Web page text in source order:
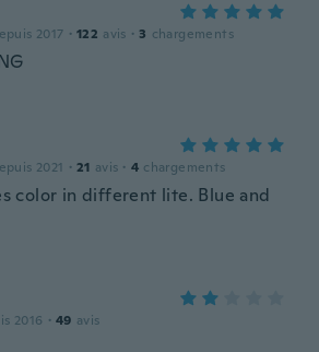
2017 · 122 avis · 3 chargements
2021 · 21 avis · 4 chargements
color in different lite. Blue and
2016 · 49 avis